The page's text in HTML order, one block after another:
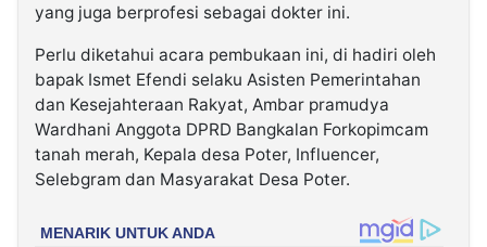
yang juga berprofesi sebagai dokter ini.
Perlu diketahui acara pembukaan ini, di hadiri oleh
bapak Ismet Efendi selaku Asisten Pemerintahan
dan Kesejahteraan Rakyat, Ambar pramudya
Wardhani Anggota DPRD Bangkalan Forkopimcam
tanah merah, Kepala desa Poter, Influencer,
Selebgram dan Masyarakat Desa Poter.